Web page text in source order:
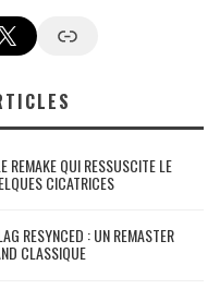
Google News
REMAKE QUI RESSUSCITE LE
CICATRICES
RESYNCED : UN REMASTER
CLASSIQUE